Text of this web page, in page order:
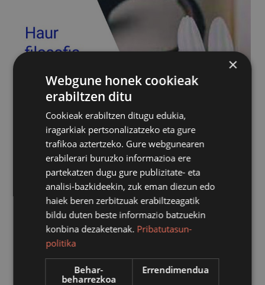
×
Webgune honek cookieak
erabiltzen ditu
Cookieak erabiltzen ditugu edukia,
iragarkiak pertsonalizatzeko eta gure
trafikoa aztertzeko. Gure webgunearen
erabilerari buruzko informazioa ere
partekatzen dugu gure publizitate- eta
analisi-bazkideekin, zuk eman diezun edo
haiek beren zerbitzuak erabiltzeagatik
bildu duten beste informazio batzuekin
konbina dezaketenak. Pribatutasun-
politika
Behar-
beharrezkoa
Errendimendua